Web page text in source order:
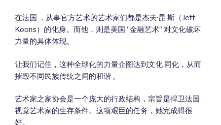
在法国 ，从事官方艺术的艺术家们都是杰夫·昆 斯（Jeff
Koons）的化身。而他，则是美国 “金融艺术” 对文化破坏
力量的具体体现。
让我们记住，这种全球化的力量企图达到文化 同化，从而
摧毁不同民族传统之间的和谐 。
艺术家之家协会是一个庞大的行政结构，宗旨是捍卫法国
视觉艺术家的生存条件。这项艰巨的任务，她完成得很
好。